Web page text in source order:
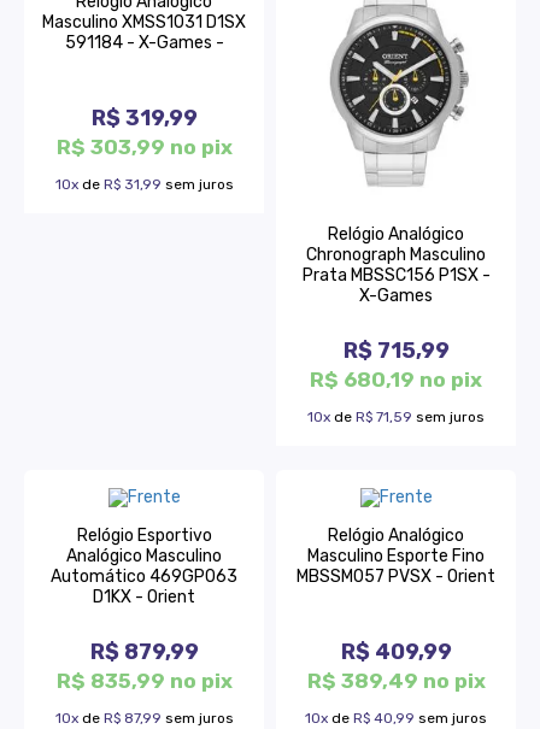
Masculino XMSS1031 D1SX
591184 - X-Games -
R$ 319,99
R$ 303,99 no pix
10xde R$ 31,99 sem juros
Relógio Analógico
Chronograph Masculino
Prata MBSSC156 P1SX -
X-Games
R$ 715,99
R$ 680,19 no pix
10x de R$ 71,59 sem juros
Relógio Esportivo
Analógico Masculino
Automático 469GP063
D1KX - Orient
R$ 879,99
R$ 835,99 no pix
10xde R$ 87,99 sem juros
Relógio Analógico
Masculino Esporte Fino
MBSSM057 PVSX - Orient
R$ 409,99
R$ 389,49 no pix
10x de R$ 40,99 sem juros